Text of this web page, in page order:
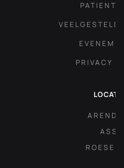
PATIENT
PRIVACY
ASSE